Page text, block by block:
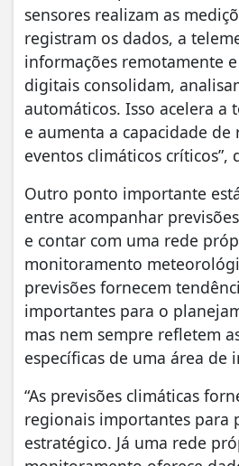
sensores realizam as
registram os dados, a
informações remotamente
digitais consolidam,
automáticos. Isso acelera a
e aumenta a capacidade de
eventos climáticos críticos”,
Outro ponto importante
entre acompanhar
e contar com uma rede
monitoramento
previsões fornecem
importantes para o
mas nem sempre refletem
específicas de uma área de
“As previsões climáticas
regionais importantes para
estratégico. Já uma rede